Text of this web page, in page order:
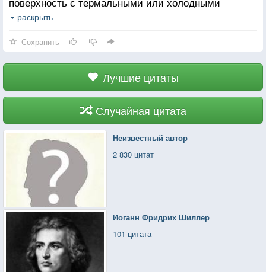
ручьями разноцветных солей с большой долей
раскрыть
Сохранить
Лучшие цитаты
Случайная цитата
Неизвестный автор
2 830 цитат
Иоганн Фридрих Шиллер
101 цитата